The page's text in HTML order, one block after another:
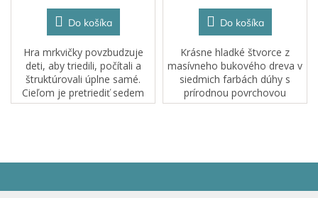
Do košíka
Hra mrkvičky povzbudzuje
deti, aby triedili, počítali a
štruktúrovali úplne samé.
Cieľom je pretriediť sedem
rôznych veľkých mrkiev cez
Do košíka
Krásne hladké štvorce z
masívneho bukového dreva v
siedmich farbách dúhy s
prírodnou povrchovou
úpravou, aby vynikla